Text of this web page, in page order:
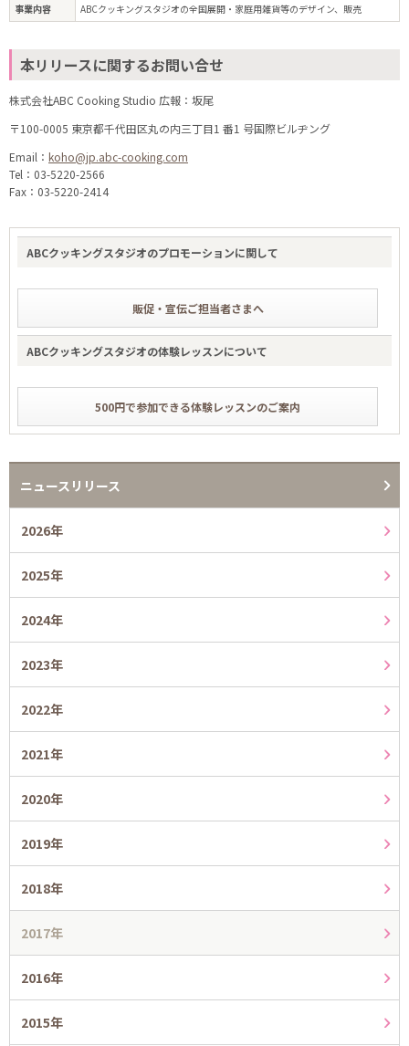
事業内容
ABCクッキングスタジオの全国展開・家庭用雑貨等のデザイン、販売
本リリースに関するお問い合せ
株式会社ABC Cooking Studio 広報：坂尾
〒100-0005 東京都千代田区丸の内三丁目1 番1 号国際ビルヂング
Email： koho@jp.abc-cooking.com
Tel：03-5220-2566
Fax：03-5220-2414
ABCクッキングスタジオのプロモーションに関して
販促・宣伝ご担当者さまへ
ABCクッキングスタジオの体験レッスンについて
500円で参加できる体験レッスンのご案内
ニュースリリース
2026年
2025年
2024年
2023年
2022年
2021年
2020年
2019年
2018年
2017年
2016年
2015年